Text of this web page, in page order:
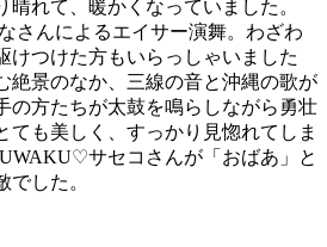
晴れて、暖かくなっていました。
さんによるエイサー演舞。わざわ
けつけた方もいらっしゃいました
絶景のなか、三線の音と沖縄の歌が
の方たちが太鼓を鳴らしながら勇壮
ても美しく、すっかり見惚れてしま
サセコさんが「おばあ」と
でした。